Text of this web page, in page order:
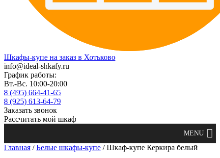
Шкафы-купе на заказ в Хотьково
info@ideal-shkafy.ru
График работы:
Вт.-Вс. 10:00-20:00
8 (495) 664-41-65
8 (925) 613-64-79
Заказать звонок
Рассчитать мой шкаф
Главная /Белые шкафы-купе / Шкаф-купе Керкира белый